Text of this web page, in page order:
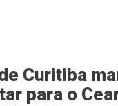
Curitiba
para o